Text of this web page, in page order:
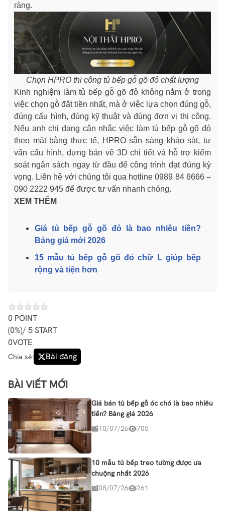
ràng.
Chọn HPRO thi công tủ bếp gỗ gõ đỏ chất lượng
Kinh nghiệm làm tủ bếp gỗ gõ đỏ không nằm ở trong
việc chọn gỗ đắt tiền nhất, mà ở việc lựa chọn đúng gỗ,
đúng cấu hình, đúng kỹ thuật và đúng đơn vị thi công.
Nếu anh chị đang cân nhắc việc làm tủ bếp gỗ gõ đỏ
theo mặt bằng thực tế, HPRO sẵn sàng khảo sát, tư
vấn cấu hình, dựng bản vẽ 3D chi tiết và hỗ trợ kiểm
soát ngân sách ngay từ đầu để công trình đạt đúng kỳ
vọng. Liên hệ với chúng tôi qua hotline 0989 84 6666 –
090 2222 945 để được tư vấn nhanh chóng.
XEM THÊM
Giá tủ bếp gỗ gõ đỏ là bao nhiêu tiền?
Bảng giá mới 2026
15 mẫu tủ bếp gỗ gõ đỏ chữ L giúp bếp
rộng và tiện hơn
0 POINT
(0%)/ 5 START
0VOTE
Chia sẻ: Bài đăng
BÀI VIẾT MỚI
Giá bán tủ bếp gỗ óc chó là bao nhiêu
tiền? Bảng giá 2026
10/07/26
705
10 mẫu tủ bếp treo tường được ưa
chuộng nhất 2026
08/07/26
261